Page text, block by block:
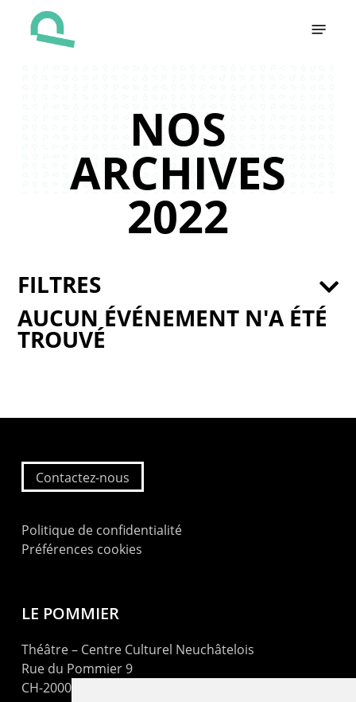
NOS
ARCHIVES
2022
AUCUN ÉVÉNEMENT N'A ÉTÉ
TROUVÉ
FILTRES
Contactez-nous
Politique de confidentialité
Préférences cookies
LE POMMIER
Théâtre – Centre Culturel Neuchâtelois
Rue du Pommier 9
CH-2000 Neuchâtel